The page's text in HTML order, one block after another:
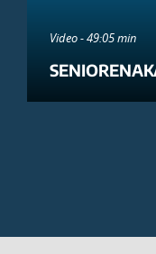
Video - 49:05 min